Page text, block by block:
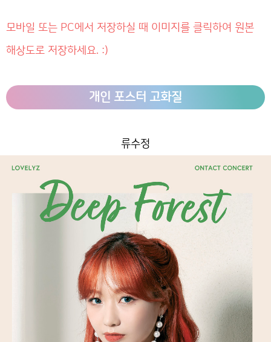
모바일 또는 PC에서 저장하실 때 이미지를 클릭하여 원본
해상도로 저장하세요. :)
개인 포스터 고화질
류수정